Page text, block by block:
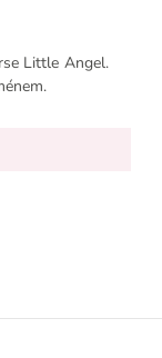
Little Angel.